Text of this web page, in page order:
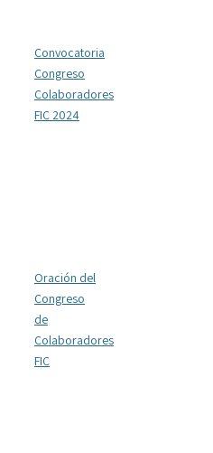
Convocatoria
Congreso
Colaboradores
FIC 2024
Oración del
Congreso
de
Colaboradores
FIC